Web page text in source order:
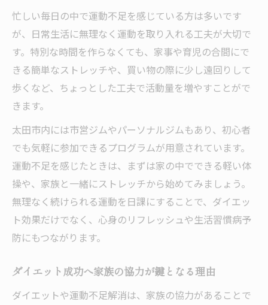
家事や育児中でも続けやすい運動不足解消
術
手軽に始められるダイエット習慣の工夫
家族が健康になる日常ダイエット習慣の要
点
多文化共生の太田市で楽しく運動不足解消
多文化共生の環境が運動不足解消に役立つ
理由
国際交流を活かした太田市のダイエット活
動
様々な文化の運動習慣を家族で取り入れる
工夫
外国人も参加しやすい運動不足解消イベン
忙しい毎日の中で運動不足を感じている方は多いです
が、日常生活に無理なく運動を取り入れる工夫が大切で
す。特別な時間を作らなくても、家事や育児の合間にで
きる簡単なストレッチや、買い物の際に少し遠回りして
歩くなど、ちょっとした工夫で活動量を増やすことがで
きます。
太田市内には市営ジムやパーソナルジムもあり、初心者
でも気軽に参加できるプログラムが用意されています。
運動不足を感じたときは、まずは家の中でできる軽い体
操や、家族と一緒にストレッチから始めてみましょう。
無理なく続けられる運動を日課にすることで、ダイエッ
ト効果だけでなく、心身のリフレッシュや生活習慣病予
防にもつながります。
ダイエット成功へ家族の協力が鍵となる理由
ダイエットや運動不足解消は、家族の協力があることで